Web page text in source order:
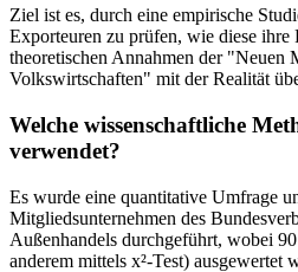
Ziel ist es, durch eine empirische
Exporteuren zu prüfen, wie diese ihre
theoretischen Annahmen der "Neuen
Volkswirtschaften" mit der Realität
Welche wissenschaftliche
verwendet?
Es wurde eine quantitative Umfrage
Mitgliedsunternehmen des
Außenhandels durchgeführt, wobei
anderem mittels x²-Test) ausgewertet